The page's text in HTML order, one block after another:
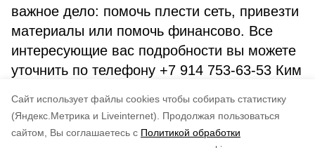
Cайт использует файлы cookies чтобы собирать статистику
(Яндекс.Метрика и Liveinternet).
Продолжая пользоваться
сайтом, Вы соглашаетесь с Политикой обработки
важное дело: помочь плести сеть, привезти
материалы или помочь финансово. Все
интересующие вас подробности вы можете
уточнить по телефону +7 914 753-63-53 Ким
Победы!